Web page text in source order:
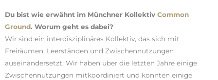
Du bist wie erwähnt im Münchner Kollektiv Common
Ground. Worum geht es dabei?
Wir sind ein interdisziplinäres Kollektiv, das sich mit
Freiräumen, Leerständen und Zwischennutzungen
auseinandersetzt. Wir haben über die letzten Jahre einige
Zwischennutzungen mitkoordiniert und konnten einige